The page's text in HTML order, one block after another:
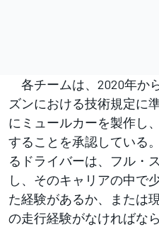
各チームは、2020年か
ズンにおける技術規定に
にミュールカーを製作し
することを承認している
るドライバーは、フル・
し、そのキャリアの中で
た経験があるか、または
の走行経験がなければな